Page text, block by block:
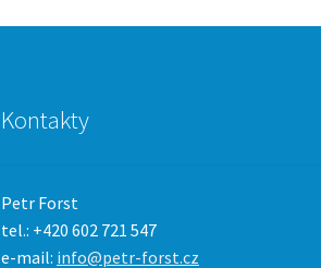
Kontakty
Petr Forst
tel.: +420 602 721 547
e-mail: info@petr-forst.cz